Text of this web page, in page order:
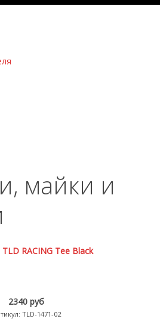
майки и
RACING Tee Black
2340 руб
TLD-1471-02